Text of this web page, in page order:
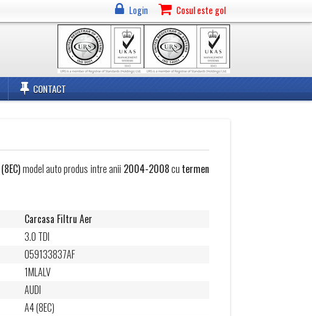
Login Cosul este gol
CONTACT
model auto produs intre anii 2004-2008cu termen
Carcasa Filtru Aer
3.0 TDI
059133837AF
1MLALV
AUDI
A4 (8EC)